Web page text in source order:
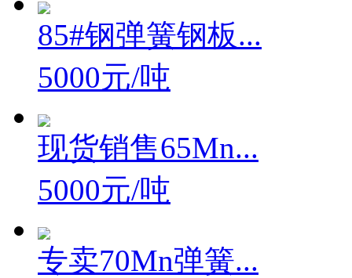
85#钢弹簧钢板...
5000元/吨
现货销售65Mn...
5000元/吨
专卖70Mn弹簧...